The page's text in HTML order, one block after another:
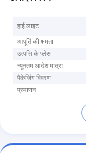
हाई लाइट
आपूर्ति की क्षमता
उत्पत्ति के प्लेस
न्यूनतम आदेश मात्रा
पैकेजिंग विवरण
प्रमाणन